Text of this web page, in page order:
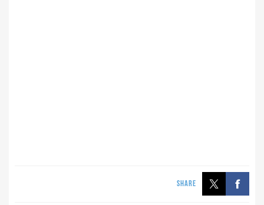
SHARE